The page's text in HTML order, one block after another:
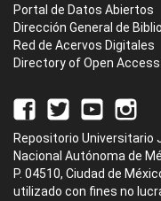
Portal de Datos Abiertos
Dirección General de
Red de Acervos Digitales
Directory of Open
Repositorio Universitario
Nacional Autónoma de
P. 04510, Ciudad de
utilizado con fines no